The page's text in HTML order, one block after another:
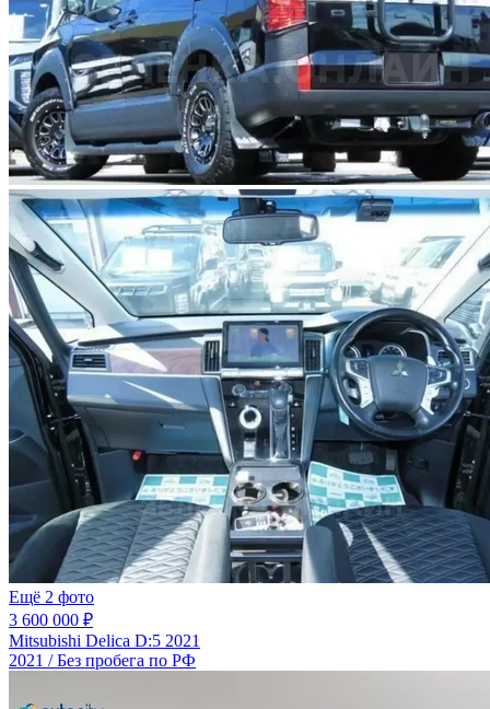
Ещё 2 фото
3 600 000 ₽
Mitsubishi Delica D:5 2021
2021 / Без пробега по РФ